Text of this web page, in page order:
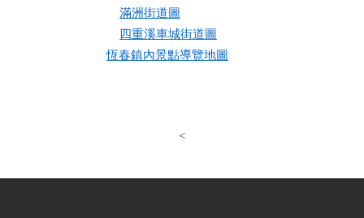
滿洲街道圖
四重溪車城街道圖
恆春鎮內景點導覽地圖
<